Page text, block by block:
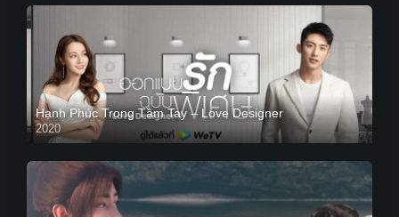
Hạnh Phúc Trong Tầm Tay – Love Designer
2020